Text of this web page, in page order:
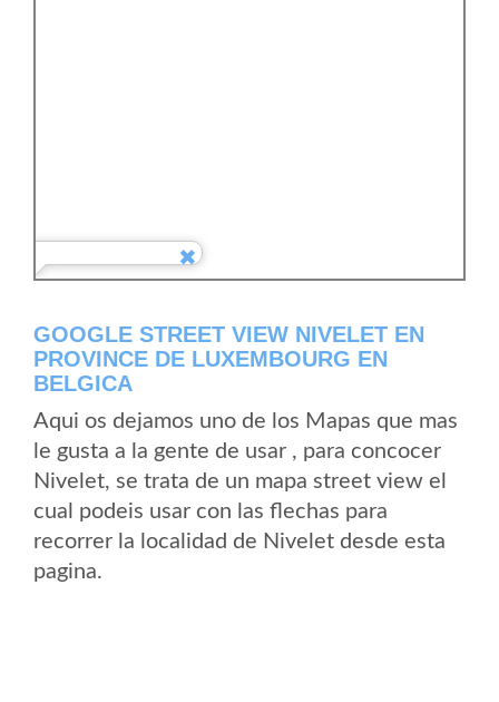
GOOGLE STREET VIEW NIVELET EN
PROVINCE DE LUXEMBOURG EN
BELGICA
Aqui os dejamos uno de los Mapas que mas
le gusta a la gente de usar , para concocer
Nivelet, se trata de un mapa street view el
cual podeis usar con las flechas para
recorrer la localidad de Nivelet desde esta
pagina.